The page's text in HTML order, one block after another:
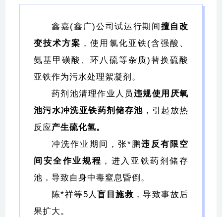
鑫嘉(鑫广)公司试运行期间 擅自改
变技术方案 ，使用氯化亚铁(含强酸、
氨基甲磺酸、环八硫等杂质)替换硫酸
亚铁作为污水处理絮凝剂。
药剂池清理作业人员 违规使用厌氧
池污水冲洗亚铁药剂储存池 ，引起放热
反应产生硫化氢。
冲洗作业期间，张*鹏违反有限空
间安全作业规程 ，进入亚铁药剂储存
池，导致自身中毒窒息昏倒。
陈*祥等5人盲目施救 ，导致事故后
果扩大。